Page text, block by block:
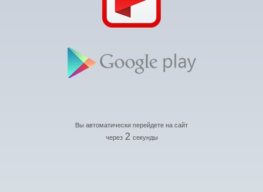
Вы автоматически перейдете на сайт
через 2 секунды